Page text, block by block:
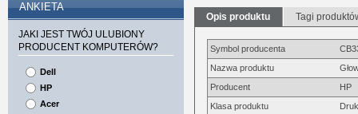
Opis produktu Tagi
Symbol producenta
Nazwa produktu
Producent
HP
Klasa produktu
ANKIETA
JAKI JEST TWÓJ ULUBIONY
PRODUCENT KOMPUTERÓW?
Dell
HP
Acer